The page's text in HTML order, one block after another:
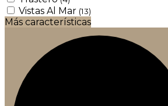
Vistas Al Mar (13)
Más características